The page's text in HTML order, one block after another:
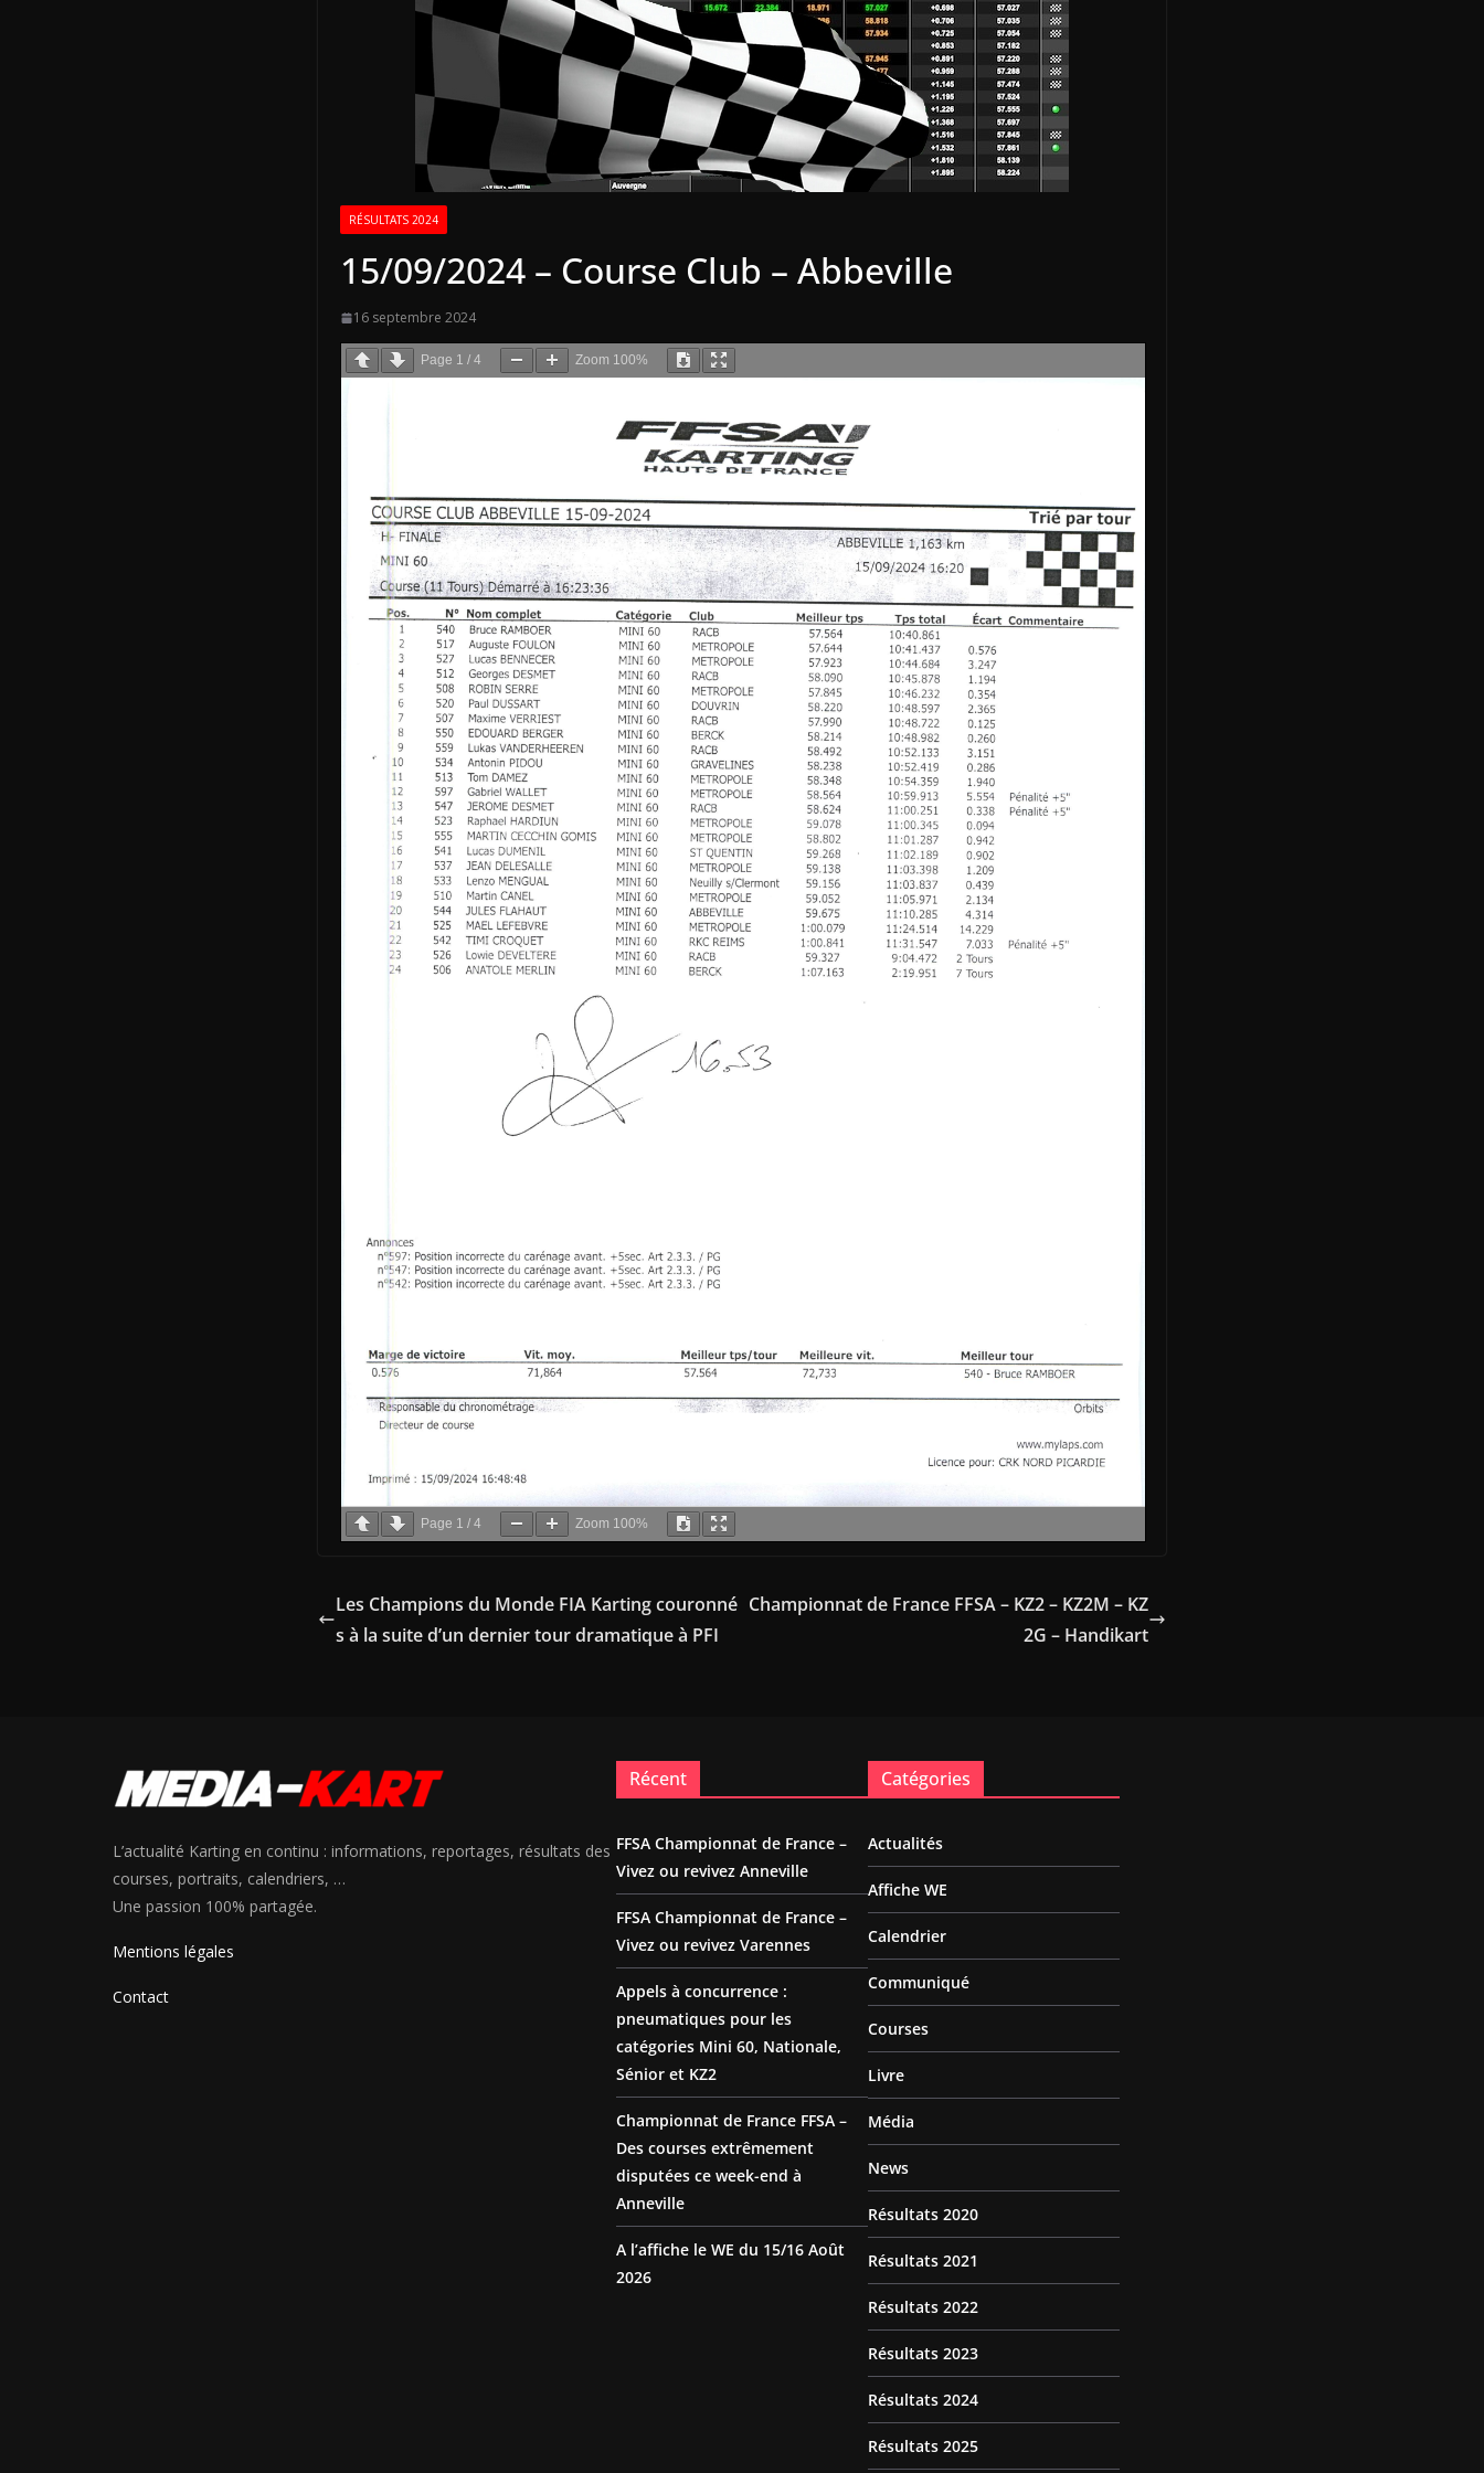
RÉSULTATS 2024
15/09/2024 – Course Club – Abbeville
16 septembre 2024
Page 1 / 4 Zoom 100%
Page 1 / 4 Zoom 100%
Les Champions du Monde FIA Karting couronné
s à la suite d’un dernier tour dramatique à PFI
Championnat de France FFSA – KZ2 – KZ2M – KZ
2G – Handikart
L’actualité Karting en continu : informations, reportages, résultats des
courses, portraits, calendriers, …
Une passion 100% partagée.
Mentions légales
Contact
Récent
FFSA Championnat de France –
Vivez ou revivez Anneville
FFSA Championnat de France –
Vivez ou revivez Varennes
Appels à concurrence :
pneumatiques pour les
catégories Mini 60, Nationale,
Sénior et KZ2
Championnat de France FFSA –
Des courses extrêmement
disputées ce week-end à
Anneville
A l’affiche le WE du 15/16 Août
2026
Catégories
Actualités
Affiche WE
Calendrier
Communiqué
Courses
Livre
Média
News
Résultats 2020
Résultats 2021
Résultats 2022
Résultats 2023
Résultats 2024
Résultats 2025